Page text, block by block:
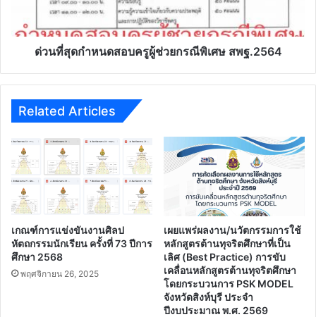
วัน
มกราคม
พิเศษ
สพฐ.2564ด่วนที่สุดกำหนดสอบครูผู้ช่วยกรณีพิเศษ สพฐ.2564
Related Articles
เกณฑ์การแข่งขันงานศิลป
หัตถกรรมนักเรียน ครั้งที่ 73 ปีการ
ศึกษา 2568
พฤศจิกายน 26, 2025
เผยแพร่ผลงาน/นวัตกรรมการใช้
หลักสูตรต้านทุจริตศึกษาที่เป็น
เลิศ (Best Practice) การขับ
เคลื่อนหลักสูตรต้านทุจริตศึกษา
โดยกระบวนการ PSK MODEL
จังหวัดสิงห์บุรี ประจํา
ปีงบประมาณ พ.ศ. 2569